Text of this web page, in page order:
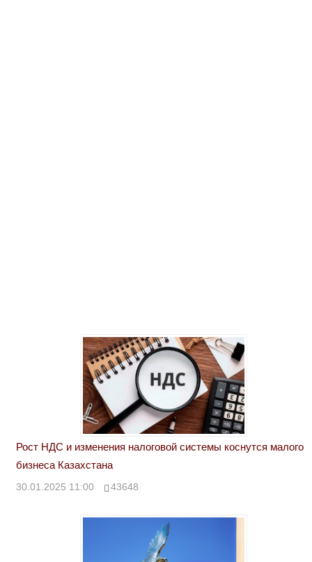
Рост НДС и изменения налоговой системы коснутся малого
бизнеса Казахстана
30.01.2025 11:00 43648